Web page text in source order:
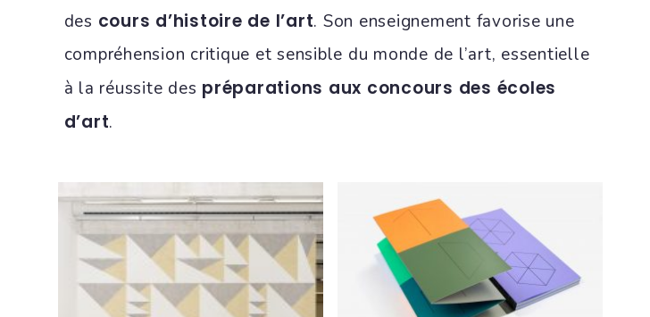
des cours d’histoire de l’art. Son enseignement favorise une
compréhension critique et sensible du monde de l’art, essentielle
à la réussite des préparations aux concours des écoles
d’art.